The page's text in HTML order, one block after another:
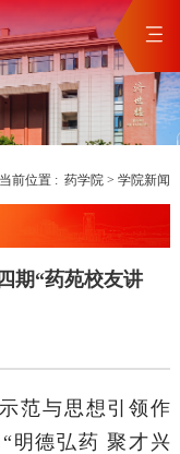
当前位置 :药学院 >学院新闻
期“药苑校友讲
范与思想引领作
明德弘药 聚才兴